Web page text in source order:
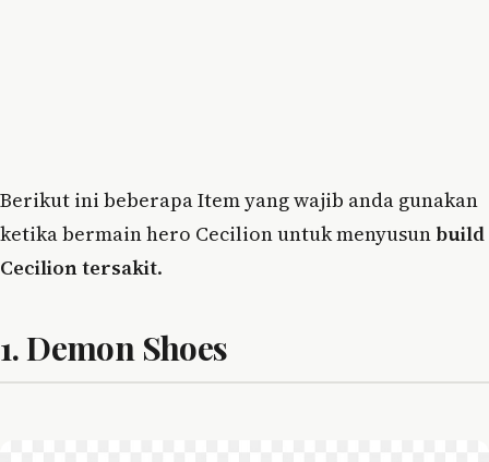
Berikut ini beberapa Item yang wajib anda gunakan
ketika bermain hero Cecilion untuk menyusun build
Cecilion tersakit.
1. Demon Shoes